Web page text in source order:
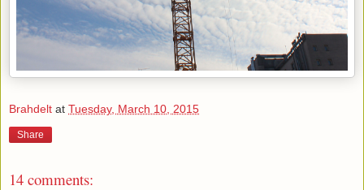
Brahdelt at Tuesday, March 10, 2015
Share
14 comments: